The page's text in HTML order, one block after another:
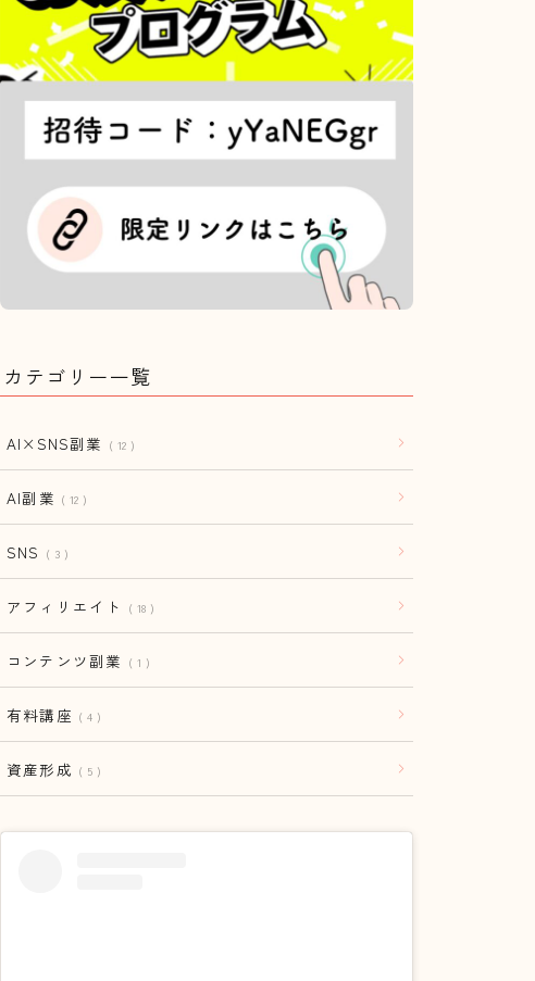
カテゴリー一覧
AI×SNS副業 12
AI副業 12
SNS 3
アフィリエイト 18
コンテンツ副業 1
有料講座 4
資産形成 5